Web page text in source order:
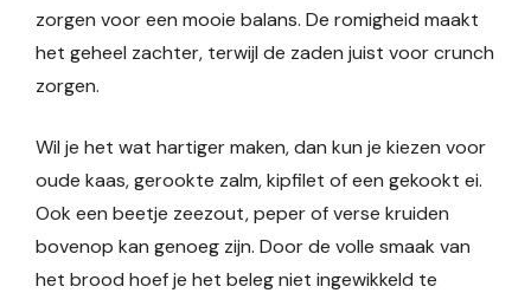
zorgen voor een mooie balans. De romigheid maakt
het geheel zachter, terwijl de zaden juist voor crunch
zorgen.
Wil je het wat hartiger maken, dan kun je kiezen voor
oude kaas, gerookte zalm, kipfilet of een gekookt ei.
Ook een beetje zeezout, peper of verse kruiden
bovenop kan genoeg zijn. Door de volle smaak van
het brood hoef je het beleg niet ingewikkeld te